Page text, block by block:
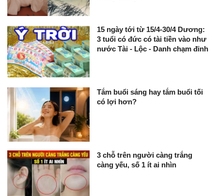
15 ngày tới từ 15/4-30/4 Dương:
3 tuổi có đức có tài tiền vào như
nước Tài - Lộc - Danh chạm đỉnh
Tắm buổi sáng hay tắm buổi tối
có lợi hơn?
3 chỗ trên người càng trắng
càng yếu, số 1 ít ai nhìn